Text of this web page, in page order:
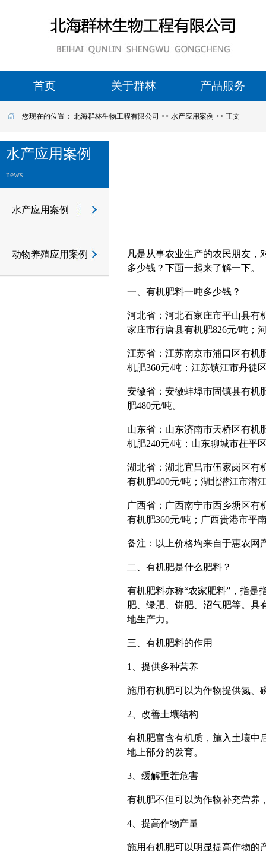
首页 关于群林 产品服务
您现在的位置： 北海群林生物工程有限公司 >> 水产应用案例 >> 正文
水产应用案例
news
水产应用案例
动物养殖应用案例
凡是从事农业生产的农民朋友
多少钱？下面一起来了解一下。
一、有机肥料一吨多少钱？
河北省：河北石家庄市平山县有
家庄市行唐县有机肥826元/吨；
江苏省：江苏南京市浦口区有机
机肥360元/吨；江苏镇江市丹徒
安徽省：安徽蚌埠市固镇县有机
肥480元/吨。
山东省：山东济南市天桥区有机
机肥240元/吨；山东聊城市茌平
湖北省：湖北宜昌市伍家岗区有
有机肥400元/吨；湖北潜江市潜
广西省：广西南宁市西乡塘区有
有机肥360元/吨；广西贵港市平
备注：以上价格均来自于惠农网
二、有机肥是什么肥料？
有机肥料亦称“农家肥料”，指是
肥、绿肥、饼肥、沼气肥等。具
地生产力。
三、有机肥料的作用
1、提供多种营养
施用有机肥可以为作物提供氮、
2、改善土壤结构
有机肥富含有机质，施入土壤中
地上部分的发育。
3、缓解重茬危害
有机肥不但可以为作物补充营养
4、提高作物产量
施用有机肥可以明显提高作物的